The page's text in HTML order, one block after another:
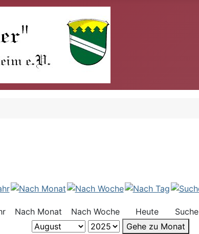
Nach Monat Nach Woche Heute Suche
Gehe zu Monat